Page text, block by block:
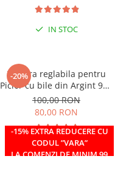
IN STOC
-20%
-15% EXTRA REDUCERE CU
CODUL ”VARA”
LA COMENZI DE MINIM 99
Bratara reglabila pentru
Picior cu bile din Argint 925
si margele Miyuki verzi
100,00 RON
80,00 RON
IN STOC